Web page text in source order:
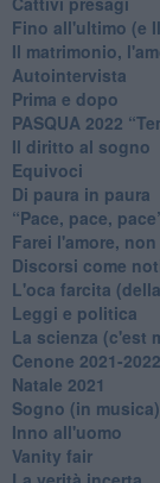
Fino all'ultimo (e
Il matrimonio,
Autointervista
Prima e dopo
​PASQUA 2022
Il diritto al sogno
Equivoci
Di paura in paura
​“Pace, pace,
Farei l'amore,
Discorsi come
L'oca farcita
Leggi e politica
La scienza (c'est
Cenone 2021-2022
Natale 2021
Sogno (in musica)
Inno all'uomo
Vanity fair